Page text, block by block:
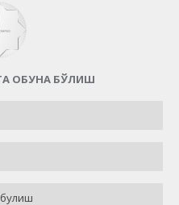
ОБУНА БЎЛИШ